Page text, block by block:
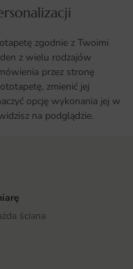
zgodnie z Twoimi
z wielu rodzajów
przez stronę
zmienić jej
opcję wykonania jej w
na podglądzie.
ściana